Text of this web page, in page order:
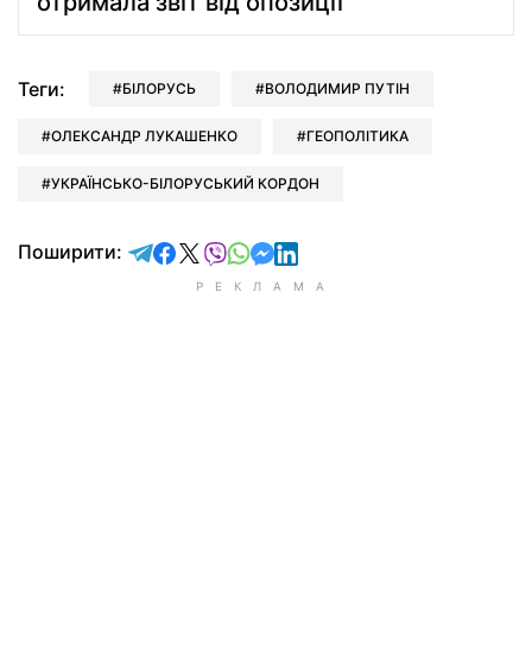
Теги: БІЛОРУСЬ ВОЛОДИМИР ПУТІН
ОЛЕКСАНДР ЛУКАШЕНКО ГЕОПОЛІТИКА
УКРАЇНСЬКО-БІЛОРУСЬКИЙ КОРДОН
Поширити: відправити у Telegram
поділитись у Facebook
поділитись у X
відправити у Viber
відправити у Whatsapp
відправити у Messenger
відправити у LinkedIn